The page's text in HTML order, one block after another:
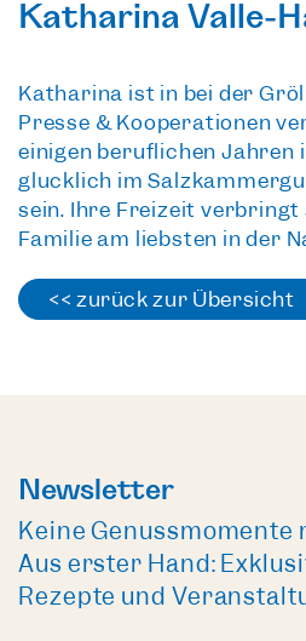
Katharina Valle-
Katharina ist in bei der
Presse & Kooperationen
einigen beruflichen Jahren
glücklich im
sein. Ihre Freizeit
Familie am liebsten in der
<< zurück zur Übersicht
Newsletter
Keine Genussmomente
Aus erster Hand:
Rezepte und